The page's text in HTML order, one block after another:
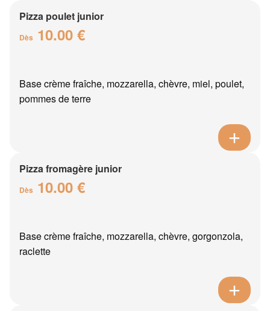
Pizza poulet junior
Dès 10.00 €
Base crème fraîche, mozzarella, chèvre, miel, poulet,
pommes de terre
Pizza fromagère junior
Dès 10.00 €
Base crème fraîche, mozzarella, chèvre, gorgonzola,
raclette